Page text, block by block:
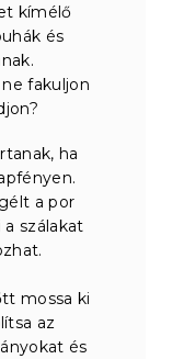
kímélő
és
fakuljon
ha
a por
szálakat
mossa ki
az
és